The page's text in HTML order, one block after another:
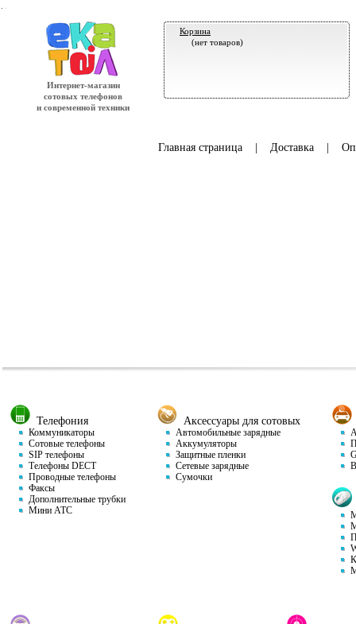
Интернет-магазин
сотовых телефонов
и современной техники
Корзина
(нет товаров)
Главная страница| Доставка|
Телефония
Коммуникаторы
Сотовые телефоны
SIP телефоны
Телефоны DECT
Проводные телефоны
Факсы
Дополнительные трубки
Мини АТС
Аксессуары для сотовых
Автомобильные зарядные
Аккумуляторы
Защитные пленки
Сетевые зарядные
Сумочки